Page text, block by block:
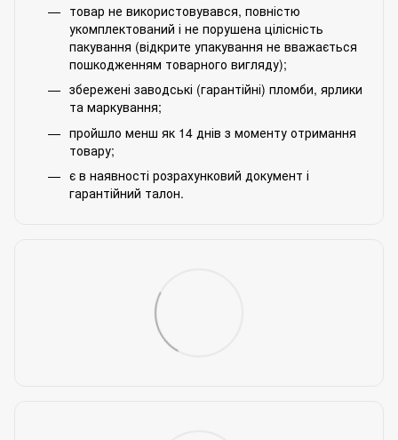
товар не використовувався, повністю
укомплектований і не порушена цілісність
пакування (відкрите упакування не вважається
пошкодженням товарного вигляду);
збережені заводські (гарантійні) пломби, ярлики
та маркування;
пройшло менш як 14 днів з моменту отримання
товару;
є в наявності розрахунковий документ і
гарантійний талон.